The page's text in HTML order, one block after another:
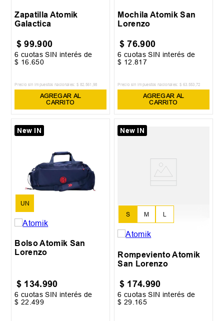
Zapatilla Atomik
Galactica
$ 99.900
6 cuotas SIN interés de
$ 16 .650
Precio sin impuestos nacionales: $ 82 561 98
AGREGAR AL
CARRITO
Mochila Atomik San
Lorenzo
$ 76.900
6 cuotas SIN interés de
$ 12 .817
Precio sin impuestos nacionales: $ 63 553 72
AGREGAR AL
CARRITO
New IN
UN
Bolso Atomik San
Lorenzo
$ 134.990
6 cuotas SIN interés de
$ 22 .499
New IN
S M L
Rompeviento Atomik
San Lorenzo
$ 174.990
6 cuotas SIN interés de
$ 29 165